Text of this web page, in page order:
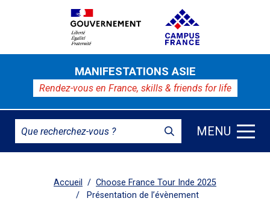
MANIFESTATIONS ASIE
Rendez-vous en France, skills & friends for life
MENU
Accueil
Choose France Tour Inde 2025
Présentation de l’évènement